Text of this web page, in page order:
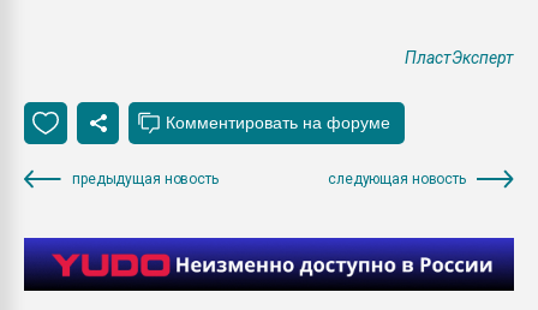
ПластЭксперт
предыдущая новость следующая новость